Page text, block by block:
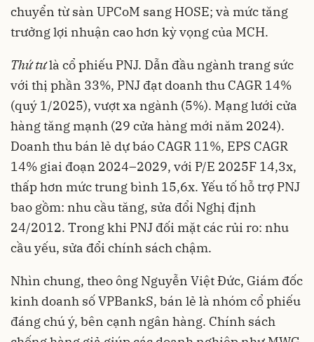
chuyển từ sàn UPCoM sang HOSE; và mức tăng
trưởng lợi nhuận cao hơn kỳ vọng của MCH.
Thứ tưlà cổ phiếu PNJ. Dẫn đầu ngành trang sức
với thị phần 33%, PNJ đạt doanh thu CAGR 14%
(quý 1/2025), vượt xa ngành (5%). Mạng lưới cửa
hàng tăng mạnh (29 cửa hàng mới năm 2024).
Doanh thu bán lẻ dự báo CAGR 11%, EPS CAGR
14% giai đoạn 2024–2029, với P/E 2025F 14,3x,
thấp hơn mức trung bình 15,6x. Yếu tố hỗ trợ PNJ
bao gồm: nhu cầu tăng, sửa đổi Nghị định
24/2012. Trong khi PNJ đối mặt các rủi ro: nhu
cầu yếu, sửa đổi chính sách chậm.
Nhìn chung, theo ông Nguyễn Việt Đức, Giám đốc
kinh doanh số VPBankS, bán lẻ là nhóm cổ phiếu
đáng chú ý, bên cạnh ngân hàng. Chính sách